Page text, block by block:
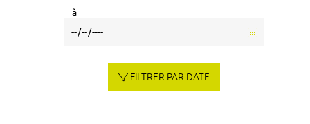
à
FILTRER PAR DATE